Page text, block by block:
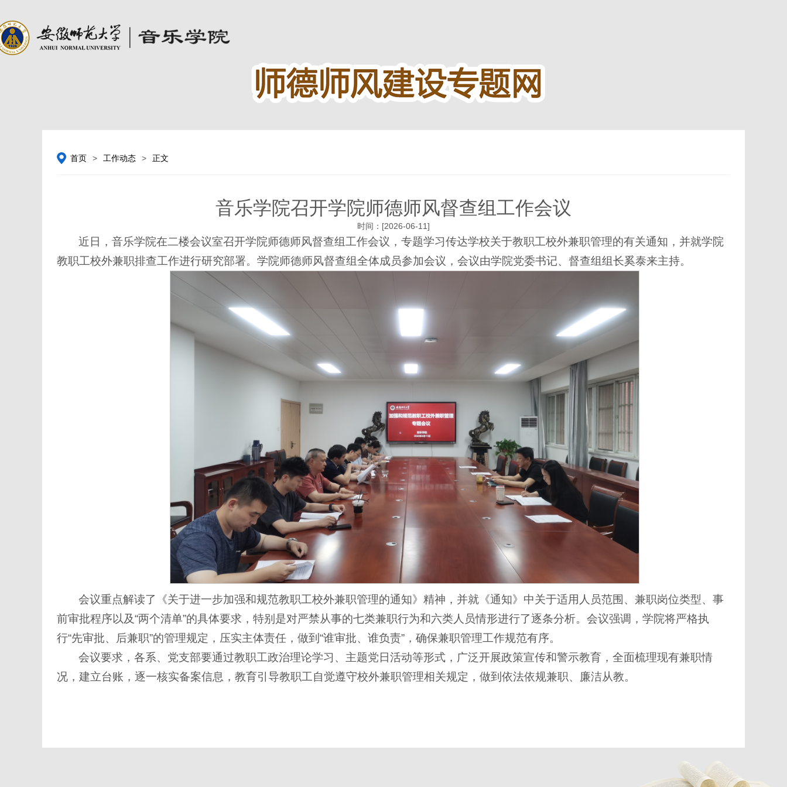
首页 > 工作动态 > 正文
音乐学院召开学院师德师风督查组工作会议
时间：[2026-06-11]
近日，音乐学院在二楼会议室召开学院师德师风督查组工作会议，专题学习传达学校关于教职工校外兼职管理的有关通知，并就学院
教职工校外兼职排查工作进行研究部署。学院师德师风督查组全体成员参加会议，会议由学院党委书记、督查组组长奚泰来主持。
会议重点解读了《关于进一步加强和规范教职工校外兼职管理的通知》精神，并就《通知》中关于适用人员范围、兼职岗位类型、事
前审批程序以及“两个清单”的具体要求，特别是对严禁从事的七类兼职行为和六类人员情形进行了逐条分析。会议强调，学院将严格执
行“先审批、后兼职”的管理规定，压实主体责任，做到“谁审批、谁负责”，确保兼职管理工作规范有序。
会议要求，各系、党支部要通过教职工政治理论学习、主题党日活动等形式，广泛开展政策宣传和警示教育，全面梳理现有兼职情
况，建立台账，逐一核实备案信息，教育引导教职工自觉遵守校外兼职管理相关规定，做到依法依规兼职、廉洁从教。